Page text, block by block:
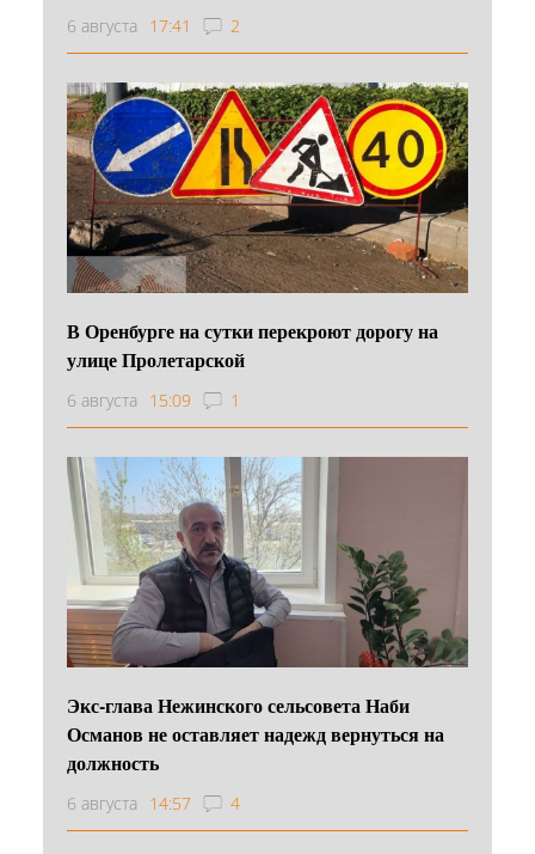
6 августа 17:41 2
В Оренбурге на сутки перекроют дорогу на
улице Пролетарской
6 августа 15:09 1
Экс-глава Нежинского сельсовета Наби
Османов не оставляет надежд вернуться на
должность
6 августа 14:57 4